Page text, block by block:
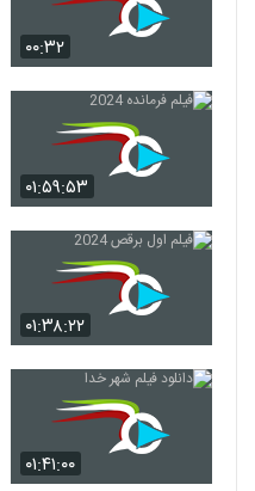
۰۰:۳۲
۰۱:۵۹:۵۳
۰۱:۳۸:۲۲
۰۱:۴۱:۰۰